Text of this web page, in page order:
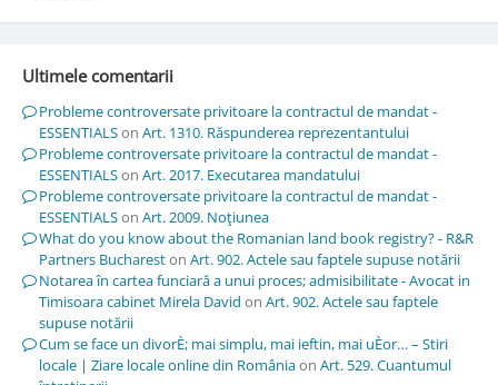
Ultimele comentarii
Probleme controversate privitoare la contractul de mandat -
ESSENTIALSon Art. 1310. Răspunderea reprezentantului
Probleme controversate privitoare la contractul de mandat -
ESSENTIALSon Art. 2017. Executarea mandatului
Probleme controversate privitoare la contractul de mandat -
ESSENTIALSon Art. 2009. Noţiunea
What do you know about the Romanian land book registry? - R&R
Partners Buchareston Art. 902. Actele sau faptele supuse notării
Notarea în cartea funciară a unui proces; admisibilitate - Avocat in
Timisoara cabinet Mirela David on Art. 902. Actele sau faptele
supuse notării
Cum se face un divorÈ; mai simplu, mai ieftin, mai uÈor… – Stiri
locale | Ziare locale online din Româniaon Art. 529. Cuantumul